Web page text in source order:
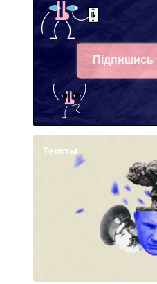
Підпишись
Telegram
Тексты